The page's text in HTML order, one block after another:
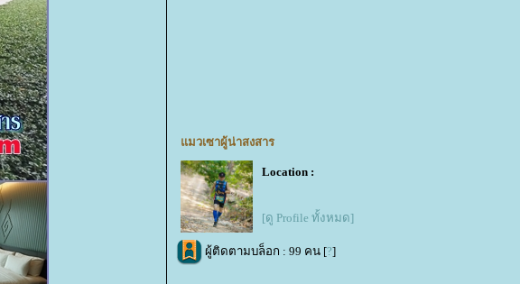
มวเซาผู้น่าสงสาร
Location :
[ดู Profile ทั้งหมด]
ผู้ติดตามบล็อก : 99 คน [?]